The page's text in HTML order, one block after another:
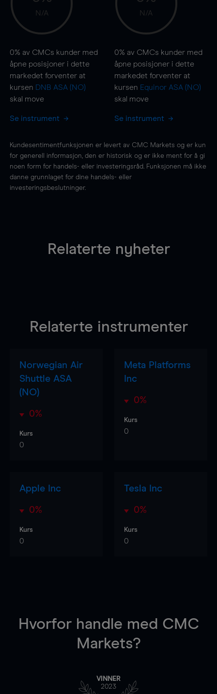
N/A
0% av CMCs kunder med
åpne posisjoner i dette
markedet forventer at
kursen DNB ASA (NO)
skal move
Se instrument
N/A
0% av CMCs kunder med
åpne posisjoner i dette
markedet forventer at
kursen Equinor ASA (NO)
skal move
Se instrument
Kundesentimentfunksjonen er levert av CMC Markets og er kun
for generell informasjon, den er historisk og er ikke ment for å gi
noen form for handels- eller investeringsråd. Funksjonen må ikke
danne grunnlaget for dine handels- eller
investeringsbeslutninger.
Relaterte nyheter
Relaterte instrumenter
Norwegian Air
Shuttle ASA
(NO)
0%
Kurs
0
Meta Platforms
Inc
0%
Kurs
0
Apple Inc
0%
Kurs
0
Tesla Inc
0%
Kurs
0
Hvorfor handle med CMC
Markets?
VINNER
2023